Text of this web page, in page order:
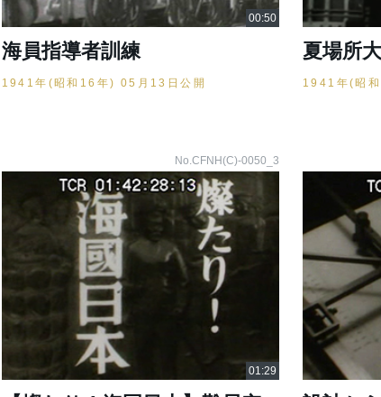
海員指導者訓練
1941年(昭和16年) 05月13日公開
夏場所
1941年(昭
No.CFNH(C)-0050_3